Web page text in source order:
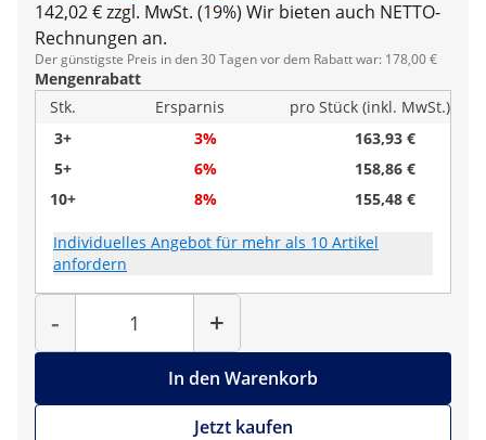
142,02 € zzgl. MwSt. (19%) Wir bieten auch NETTO-
Rechnungen an.
Der günstigste Preis in den 30 Tagen vor dem Rabatt war: 178,00 €
Mengenrabatt
Stk.
Ersparnis
pro Stück (inkl. MwSt.)
3+
3%
163,93 €
5+
6%
158,86 €
10+
8% 155,48 €
Individuelles Angebot für mehr als 10 Artikel
anfordern
-
Menge
+
In den Warenkorb
Jetzt kaufen